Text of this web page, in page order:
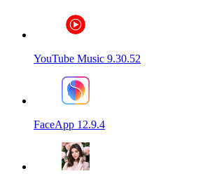
YouTube Music 9.30.52
FaceApp 12.9.4